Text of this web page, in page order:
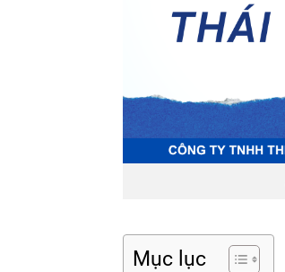
Mục lục